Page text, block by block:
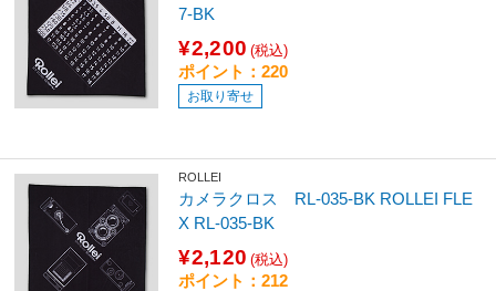
7-BK
¥2,200 (税込)
ポイント：220
お取り寄せ
ROLLEI
カメラクロス RL-035-BK ROLLEI FLE
X RL-035-BK
¥2,120 (税込)
ポイント：212